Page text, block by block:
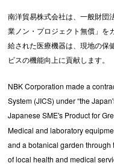
南洋貿易株式会社は、一般財団
業ノン・プロジェクト無償」を
給された医療機器は、現地の保
ビスの機能向上に貢献します。
NBK Corporation made a
System (JICS) under “the
Japanese SME's Product for
Medical and laboratory
and a botanical garden
of local health and medical